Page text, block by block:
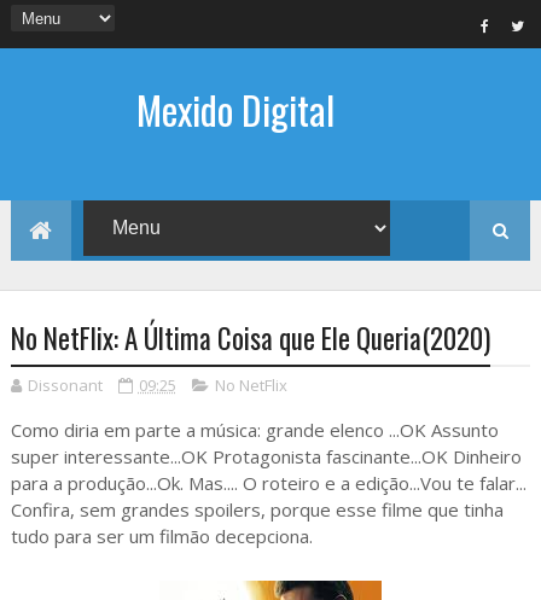
Mexido Digital
No NetFlix: A Última Coisa que Ele Queria(2020)
Dissonant 09:25 No NetFlix
Como diria em parte a música: grande elenco ...OK Assunto
super interessante...OK Protagonista fascinante...OK Dinheiro
para a produção...Ok. Mas.... O roteiro e a edição...Vou te falar...
Confira, sem grandes spoilers, porque esse filme que tinha
tudo para ser um filmão decepciona.